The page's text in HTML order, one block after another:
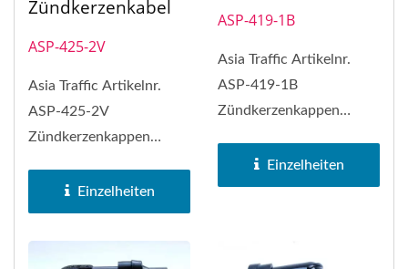
Zündkerzenkabel
ASP-425-2V
Asia Traffic Artikelnr.
ASP-425-2V
Zündkerzenkappen
Zündkerzenkappen Nr.
VB05F...
Einzelheiten
ASP-419-1B
Asia Traffic Artikelnr.
ASP-419-1B
Zündkerzenkappen
Zündkerzenkappen Nr.
LB05E...
Einzelheiten